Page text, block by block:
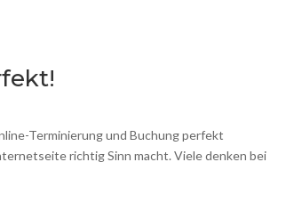
Terminierung und Buchung perfekt
richtig Sinn macht. Viele denken bei